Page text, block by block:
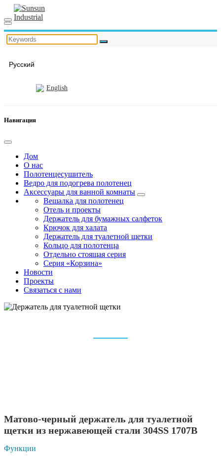
Русский
English
Навигация
Дом
О нас
Полотенцесушитель
Ведро для подогрева полотенец
Аксессуары для ванной комнаты
Вешалка для полотенец
Отель и проекты
Держатель для бумажных салфеток
Крючок для халата
Держатель для туалетной щетки
Кольцо для полотенца
Отдельно стоящая серия
Серия «Корзина»
Новости
Проекты
Связаться с нами
Матово-черный держатель для туалетной
щетки из нержавеющей стали 304SS 1707B
Функции